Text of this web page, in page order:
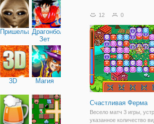
ПришельцыДрагонболл
Зет
3D Магия
бесплатно. Ваша задача
очистить игровое поле
шариков,
12 0
Счастливая Ферма
Весело матч 3 игры,
указанное количество